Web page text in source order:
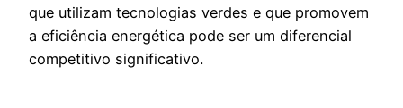
que utilizam tecnologias verdes e que promovem
a eficiência energética pode ser um diferencial
competitivo significativo.